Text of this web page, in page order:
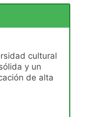
cultural
y un
de alta